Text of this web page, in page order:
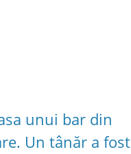
unui bar din
Un tânăr a fost